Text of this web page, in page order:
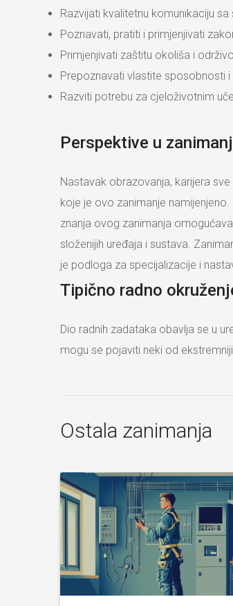
Razvijati kvalitetnu komunikaciju
Poznavati, pratiti i primjenjivati
Primjenjivati zaštitu okoliša i
Prepoznavati vlastite sposobnosti
Razviti potrebu za cjeloživotnim
Perspektive u
Nastavak obrazovanja, karijera
koje je ovo zanimanje
znanja ovog zanimanja
složenijih uređaja i sustava.
je podloga za specijalizacije i
Tipično radno
Dio radnih zadataka obavlja se u
mogu se pojaviti neki od
Ostala zanimanja